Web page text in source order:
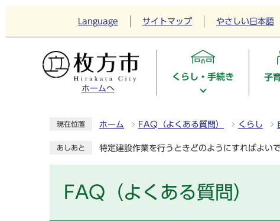
Language サイトマップ やさしい日本語
ホームへ
くらし・手続き 子
現在位置 ホーム FAQ（よくある質問） くらし
あしあと 特定建設作業を行うときどのようにすればよいで
FAQ（よくある質問）